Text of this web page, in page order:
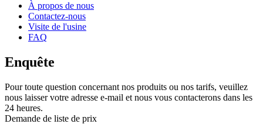
À propos de nous
Contactez-nous
Visite de l'usine
FAQ
Enquête
Pour toute question concernant nos produits ou nos tarifs, veuillez
nous laisser votre adresse e-mail et nous vous contacterons dans les
24 heures.
Demande de liste de prix